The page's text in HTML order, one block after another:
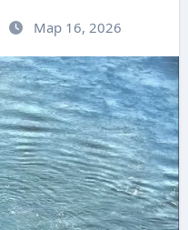
Мар 16, 2026